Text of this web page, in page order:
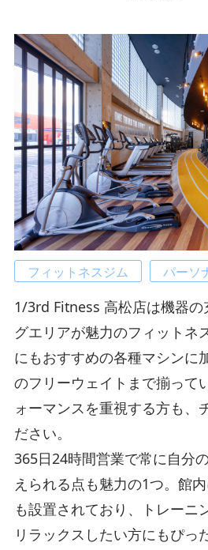
フィットネスジム パーソ
1/3rd Fitness 高松店は機器の
グエリアが魅力のフィットネ
にもおすすめの各種マシンに
のフリーウェイトまで揃って
ォーマンスを重視する方も、
ださい。
365日24時間営業で常に自分
えられる点も魅力の1つ。館
も設置されており、トレーニ
リラックスしたい方にもぴっ